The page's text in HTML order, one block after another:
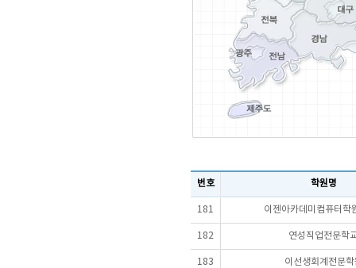
번호 학원명
181 이젠아카데미컴퓨터학
182 연성직업전문학
183 이선생회계전문학